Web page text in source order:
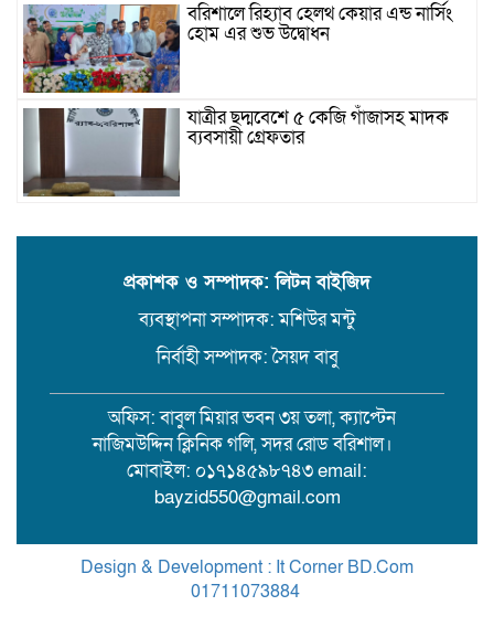
বরিশালে রিহ্যাব হেলথ কেয়ার এন্ড নার্সিং
হোম এর শুভ উদ্বোধন
যাত্রীর ছদ্মবেশে ৫ কেজি গাঁজাসহ মাদক
ব্যবসায়ী গ্রেফতার
সেবীর ১৪ বছরে কিশোরী কন্যাকে বিয়ে,
বরিশাল সংস্কৃতিকেন্দ্রের ৩৬ জুলাই
সেমিনার
পরিবর্তনের প্রতিশ্রুতি থেকে রাজনৈতিক
অস্থিরতা: কোথায় যাচ্ছে বাংলাদেশ?
ওপর হামলা, জেলা সাংবাদিক ইউনিয়নের
নিন্দা
প্রকাশক ও সম্পাদক: লিটন বাইজিদ
ব্যবস্থাপনা সম্পাদক: মশিউর মন্টু
নির্বাহী সম্পাদক: সৈয়দ বাবু
অফিস: বাবুল মিয়ার ভবন ৩য় তলা, ক্যাপ্টেন
নাজিমউদ্দিন ক্লিনিক গলি, সদর রোড বরিশাল।
মোবাইল: ০১৭১৪৫৯৮৭৪৩ email:
bayzid550@gmail.com
Design & Development : It Corner BD.Com
01711073884